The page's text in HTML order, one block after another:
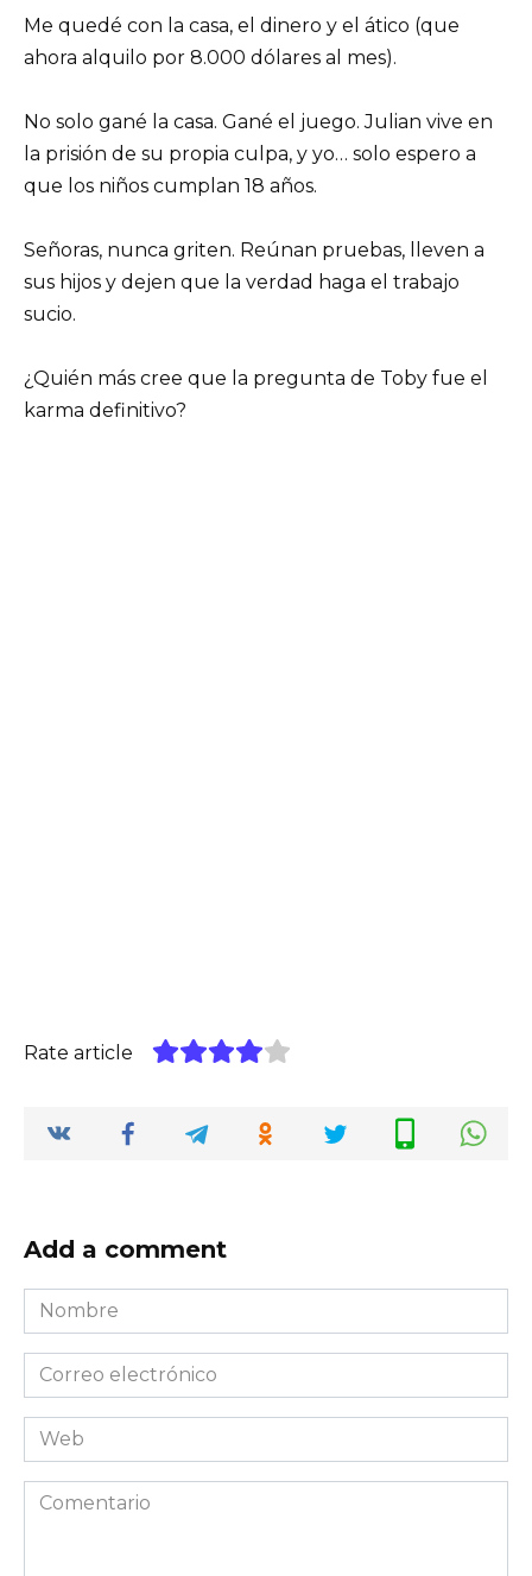
Me quedé con la casa, el dinero y el ático (que
ahora alquilo por 8.000 dólares al mes).
No solo gané la casa. Gané el juego. Julian vive en
la prisión de su propia culpa, y yo… solo espero a
que los niños cumplan 18 años.
Señoras, nunca griten. Reúnan pruebas, lleven a
sus hijos y dejen que la verdad haga el trabajo
sucio.
¿Quién más cree que la pregunta de Toby fue el
karma definitivo?
Rate article
Add a comment
Nombre
*
Correo
electrónico
*Web
Comentario